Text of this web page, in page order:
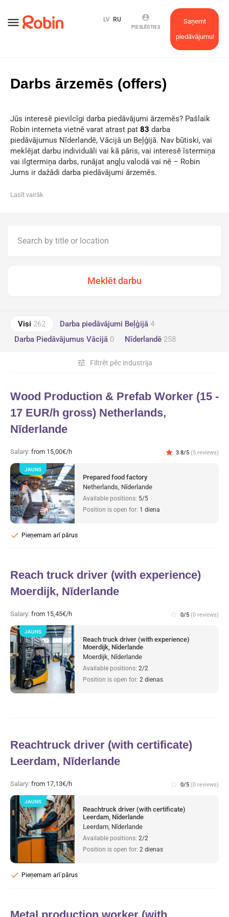
menu
Saņemt
piedāvājumu!
account_circle
PIESLĒGTIES
LV RU
Darbs ārzemēs (offers)
Jūs interesē pievilcīgi darba piedāvājumi ārzemēs? Pašlaik
Robin interneta vietnē varat atrast pat 83 darba
piedāvājumus Nīderlandē, Vācijā un Beļģijā. Nav būtiski, vai
meklējat darbu individuāli vai kā pāris, vai interesē īstermiņa
vai ilgtermiņa darbs, runājat angļu valodā vai nē – Robin
Jums ir dažādi darba piedāvājumi ārzemēs.
Lasīt vairāk
Visi 262 Darba piedāvājumi Beļģijā 4
Darba Piedāvājumus Vācijā 0 Nīderlandē 258
Filtrēt pēc industrija
tune
Wood Production & Prefab Worker (15 -
17 EUR/h gross) Netherlands,
Nīderlande
Salary: from 15,00€/h star 3.8/5 (5 reviews)
Prepared food factory
Netherlands, Nīderlande
Available positions: 5/5
Position is open for: 1 diena
Pieņemam arī pārus
check
JAUNS
Reach truck driver (with experience)
Moerdijk, Nīderlande
Salary: from 15,45€/h star_border 0/5 (0 reviews)
Reach truck driver (with experience)
Moerdijk, Nīderlande
Moerdijk, Nīderlande
Available positions: 2/2
Position is open for: 2 dienas
JAUNS
Reachtruck driver (with certificate)
Leerdam, Nīderlande
Salary: from 17,13€/h star_border 0/5 (0 reviews)
Reachtruck driver (with certificate)
Leerdam, Nīderlande
Leerdam, Nīderlande
Available positions: 2/2
Position is open for: 2 dienas
Pieņemam arī pārus
check
JAUNS